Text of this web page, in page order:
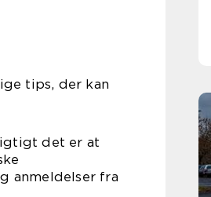
tips, der kan
det er at
anmeldelser fra